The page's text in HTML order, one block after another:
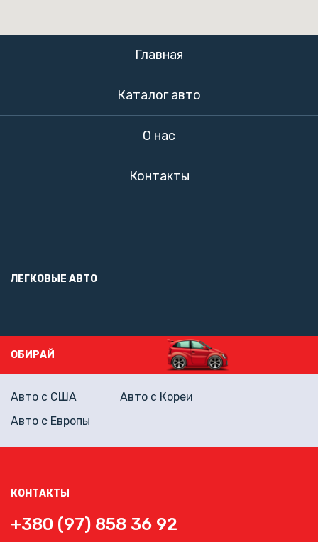
Главная
Каталог авто
О нас
Контакты
ЛЕГКОВЫЕ АВТО
КОНТАКТЫ
+380 (97) 858 36 92
ОБИРАЙ
Авто с США
Авто с Кореи
Авто с Европы